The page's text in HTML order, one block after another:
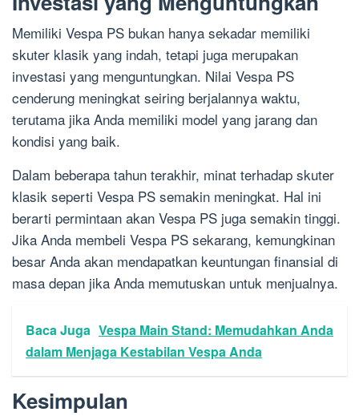
Memiliki Vespa PS bukan hanya sekadar memiliki
skuter klasik yang indah, tetapi juga merupakan
investasi yang menguntungkan. Nilai Vespa PS
cenderung meningkat seiring berjalannya waktu,
terutama jika Anda memiliki model yang jarang dan
kondisi yang baik.
Dalam beberapa tahun terakhir, minat terhadap skuter
klasik seperti Vespa PS semakin meningkat. Hal ini
berarti permintaan akan Vespa PS juga semakin tinggi.
Jika Anda membeli Vespa PS sekarang, kemungkinan
besar Anda akan mendapatkan keuntungan finansial di
masa depan jika Anda memutuskan untuk menjualnya.
Baca Juga Vespa Main Stand: Memudahkan Anda
dalam Menjaga Kestabilan Vespa Anda
Kesimpulan